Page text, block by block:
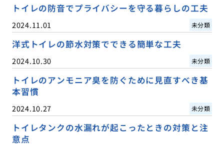
トイレの防音でプライバシーを守る暮らしの工夫
2024.11.01 未分類
洋式トイレの節水対策でできる簡単な工夫
2024.10.30 未分類
トイレのアンモニア臭を防ぐために見直すべき基
本習慣
2024.10.27 未分類
トイレタンクの水漏れが起こったときの対策と注
意点